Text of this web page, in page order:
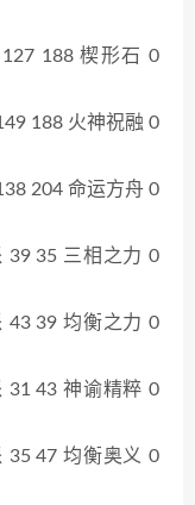
188 楔形石 0
188 火神祝融 0
204 命运方舟 0
39 35 三相之力 0
43 39 均衡之力 0
31 43 神谕精粹 0
35 47 均衡奥义 0